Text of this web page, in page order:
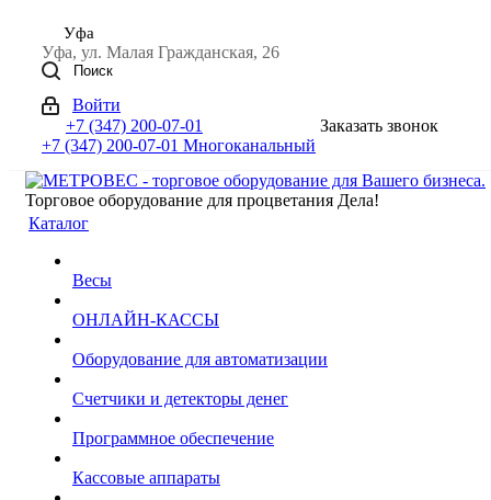
Уфа
Уфа, ул. Малая Гражданская, 26
Поиск
Войти
+7 (347) 200-07-01
+7 (347) 200-07-01 Многоканальный
Заказать звонок
Торговое оборудование для процветания Дела!
Каталог
Весы
ОНЛАЙН-КАССЫ
Оборудование для автоматизации
Счетчики и детекторы денег
Программное обеспечение
Кассовые аппараты